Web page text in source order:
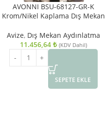
AVONNI BSU-68127-GR-K
Krom/Nikel Kaplama Dış Mekan
Polikarbon Cam 13cm
Avize, Dış Mekan Aydınlatma
11.456,64 ₺ (KDV Dahil)
SEPETE EKLE